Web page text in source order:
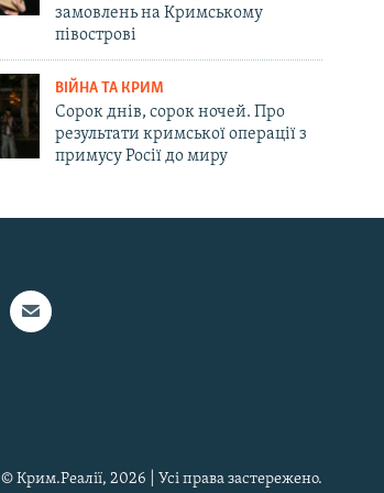
замовлень на Кримському
півострові
ВІЙНА ТА КРИМ
Сорок днів, сорок ночей. Про
результати кримської операції з
примусу Росії до миру
© Крим.Реалії, 2026 | Усі права застережено.